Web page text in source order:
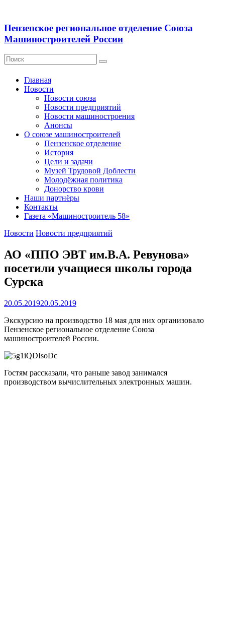
Пензенское региональное отделение Союза
Машиностроителей России
Главная
Новости
Новости союза
Новости предприятий
Новости машиностроения
Анонсы
О союзе машиностроителей
Пензенское отделение
История
Цели и задачи
Музей Трудовой Доблести
Молодёжная политика
Донорство крови
Наши партнёры
Контакты
Газета «Машиностроитель 58»
Новости Новости предприятий
АО «ППО ЭВТ им.В.А. Ревунова»
посетили учащиеся школы города
Сурска
20.05.201920.05.2019
Экскурсию на производство 18 мая для них организовало
Пензенское региональное отделение Союза
машиностроителей России.
Гостям рассказали, что раньше завод занимался
производством вычислительных электронных машин.